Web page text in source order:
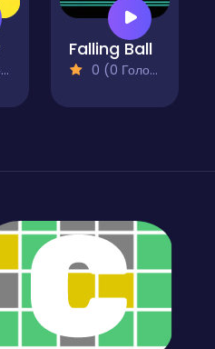
Falling Ball
0 (0 Голосів)